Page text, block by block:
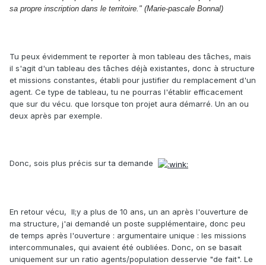
sa propre inscription dans le territoire." (Marie-pascale Bonnal)
Tu peux évidemment te reporter à mon tableau des tâches, mais
il s'agit d'un tableau des tâches déjà existantes, donc à structure
et missions constantes, établi pour justifier du remplacement d'un
agent. Ce type de tableau, tu ne pourras l'établir efficacement
que sur du vécu. que lorsque ton projet aura démarré. Un an ou
deux après par exemple.
Donc, sois plus précis sur ta demande
En retour vécu, Il;y a plus de 10 ans, un an après l'ouverture de
ma structure, j'ai demandé un poste supplémentaire, donc peu
de temps après l'ouverture : argumentaire unique : les missions
intercommunales, qui avaient été oubliées. Donc, on se basait
uniquement sur un ratio agents/population desservie "de fait". Le